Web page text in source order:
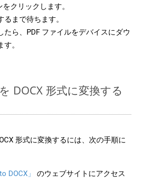
をクリックします。
るまで待ちます。
たら、PDF ファイルをデバイスにダウ
。
DOCX 形式に変換する
形式に変換するには、次の手順に
DOCX」
のウェブサイトにアクセス